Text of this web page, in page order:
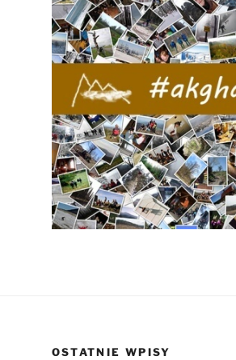
OSTATNIE WPISY